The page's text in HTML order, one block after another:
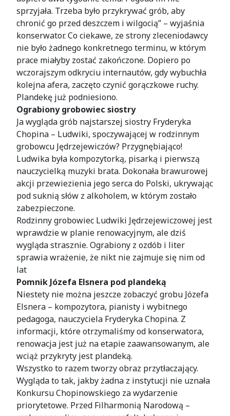
sprzyjała. Trzeba było przykrywać grób, aby
chronić go przed deszczem i wilgocią” – wyjaśnia
konserwator. Co ciekawe, ze strony zleceniodawcy
nie było żadnego konkretnego terminu, w którym
prace miałyby zostać zakończone. Dopiero po
wczorajszym odkryciu internautów, gdy wybuchła
kolejna afera, zaczęto czynić gorączkowe ruchy.
Plandekę już podniesiono.
Ograbiony grobowiec siostry
Ja wygląda grób najstarszej siostry Fryderyka
Chopina – Ludwiki, spoczywającej w rodzinnym
grobowcu Jędrzejewiczów? Przygnębiająco!
Ludwika była kompozytorką, pisarką i pierwszą
nauczycielką muzyki brata. Dokonała brawurowej
akcji przewiezienia jego serca do Polski, ukrywając
pod suknią słów z alkoholem, w którym zostało
zabezpieczone.
Rodzinny grobowiec Ludwiki Jędrzejewiczowej jest
wprawdzie w planie renowacyjnym, ale dziś
wygląda strasznie. Ograbiony z ozdób i liter
sprawia wrażenie, że nikt nie zajmuje się nim od
lat
Pomnik Józefa Elsnera pod plandeką
Niestety nie można jeszcze zobaczyć grobu Józefa
Elsnera – kompozytora, pianisty i wybitnego
pedagoga, nauczyciela Fryderyka Chopina. Z
informacji, które otrzymaliśmy od konserwatora,
renowacja jest już na etapie zaawansowanym, ale
wciąż przykryty jest plandeką.
Wszystko to razem tworzy obraz przytłaczający.
Wygląda to tak, jakby żadna z instytucji nie uznała
Konkursu Chopinowskiego za wydarzenie
priorytetowe. Przed Filharmonią Narodową –